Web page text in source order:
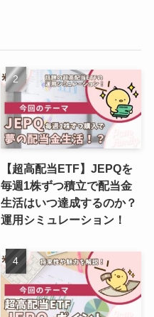
【超高配当ETF】JEPQを
毎週1株ずつ積立で配当金
生活はいつ達成するのか？
運用シミュレーション！